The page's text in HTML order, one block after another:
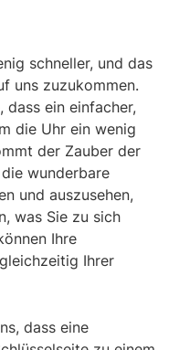
schneller, und das
uns zuzukommen.
dass ein einfacher,
die Uhr ein wenig
der Zauber der
wunderbare
und auszusehen,
was Sie zu sich
Ihre
Ihrer
dass eine